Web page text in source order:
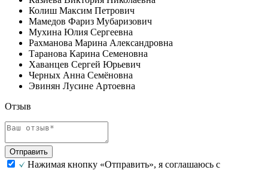
Колиш Максим Петрович
Мамедов Фариз Мубаризович
Мухина Юлия Сергеевна
Рахманова Марина Александровна
Таранова Карина Семеновна
Хаванцев Сергей Юрьевич
Черных Анна Семёновна
Эвинян Лусине Артоевна
Отзыв
Отправить
Нажимая кнопку «Отправить», я соглашаюсь с